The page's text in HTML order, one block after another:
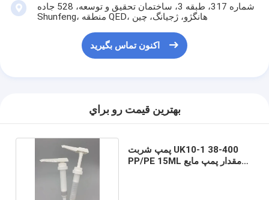
شماره 317، طبقه 3، ساختمان تحقیق و توسعه، 528 جاده
Shunfeng، منطقه QED، هانگژو، ژجیانگ، چین
اکنون تماس بگیرید
بهترين قيمت رو براي
پمپ شربت UK10-1 38-400
PP/PE 15ML مقدار پمپ مایع